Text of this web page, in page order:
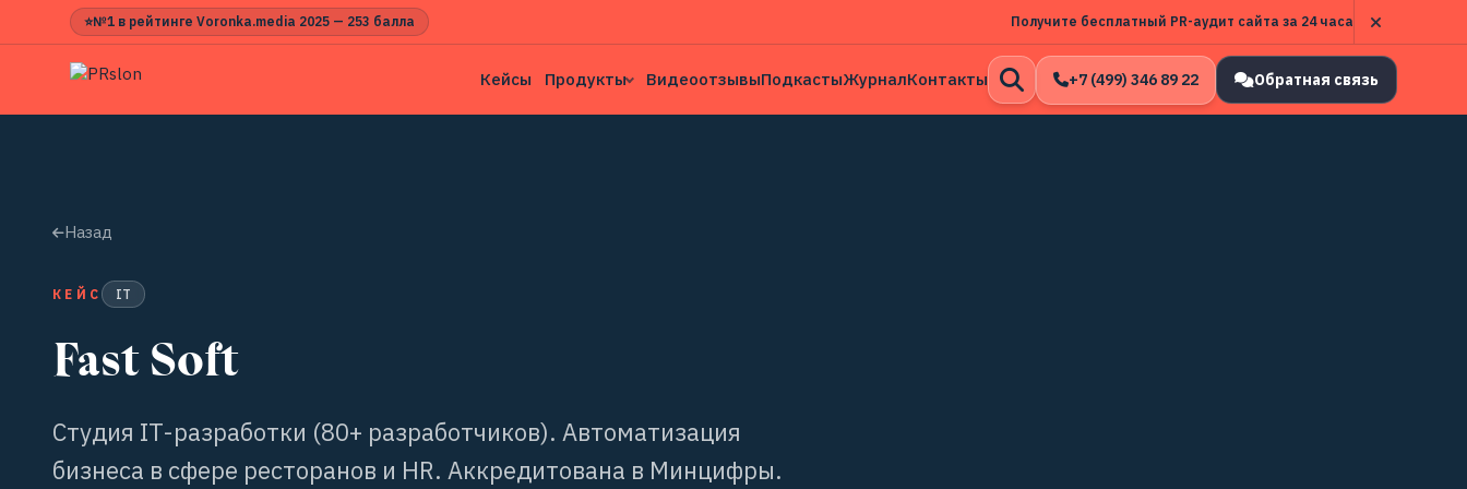
⭐№1 в рейтинге Voronka.media 2025 — 253 балла Получите бесплатный PR-аудит сайта за 24 часа
Кейсы Продукты ВидеоотзывыПодкастыЖурналКонтакты
Открыть
поиск
+7 (499) 346 89 22 Обратная связь
Назад
КЕЙС IT
Fast Soft
Студия IT-разработки (80+ разработчиков). Автоматизация
бизнеса в сфере ресторанов и HR. Аккредитована в Минцифры.